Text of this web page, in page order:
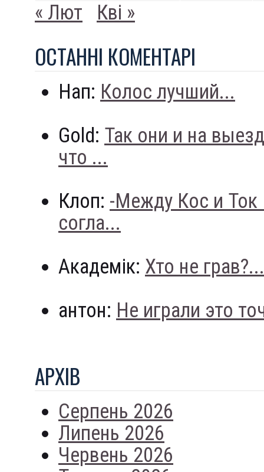
« Лют Кві »
ОСТАННI КОМЕНТАРI
Нап: Колос лучший...
Gold: Так они и на
что ...
Клоп: -Между Кос и
согла...
Академік: Хто не грав?...
антон: Не играли это
АРХIВ
Серпень 2026
Липень 2026
Червень 2026